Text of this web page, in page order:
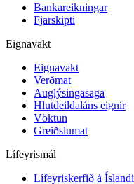
Bankareikningar
Fjarskipti
Eignavakt
Eignavakt
Verðmat
Auglýsingasaga
Hlutdeildaláns eignir
Vöktun
Greiðslumat
Lífeyrismál
Lífeyriskerfið á Íslandi